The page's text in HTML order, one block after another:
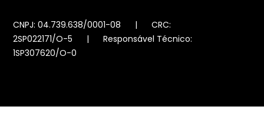
CNPJ: 04.739.638/0001-08 | CRC:
2SP022171/O-5 | Responsável Técnico:
1SP307620/O-0